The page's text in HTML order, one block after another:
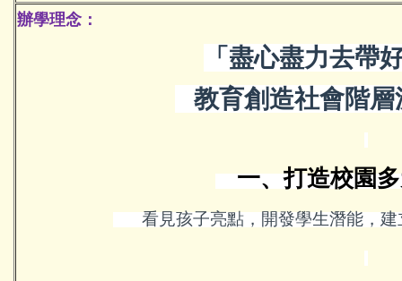
辦學理念 ：
「盡心盡力去帶
教育創造社會階
一、打造校園
看見孩子亮點，開發學生潛能，